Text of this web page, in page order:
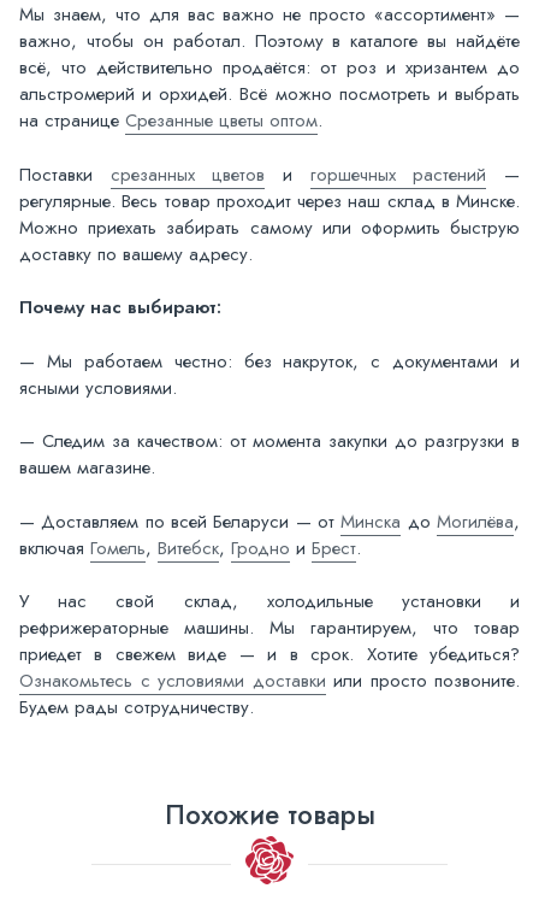
Мы знаем, что для вас важно не просто «ассортимент» —
важно, чтобы он работал. Поэтому в каталоге вы найдёте
всё, что действительно продаётся: от роз и хризантем до
альстромерий и орхидей. Всё можно посмотреть и выбрать
на странице Срезанные цветы оптом.
Поставки срезанных цветов и горшечных растений —
регулярные. Весь товар проходит через наш склад в Минске.
Можно приехать забирать самому или оформить быструю
доставку по вашему адресу.
Почему нас выбирают:
— Мы работаем честно: без накруток, с документами и
ясными условиями.
— Следим за качеством: от момента закупки до разгрузки в
вашем магазине.
— Доставляем по всей Беларуси — отМинска доМогилёва,
включая Гомель, Витебск, Гродно и Брест.
У нас свой склад, холодильные установки и
рефрижераторные машины. Мы гарантируем, что товар
приедет в свежем виде — и в срок. Хотите убедиться?
Ознакомьтесь с условиями доставки или просто позвоните.
Будем рады сотрудничеству.
Похожие товары